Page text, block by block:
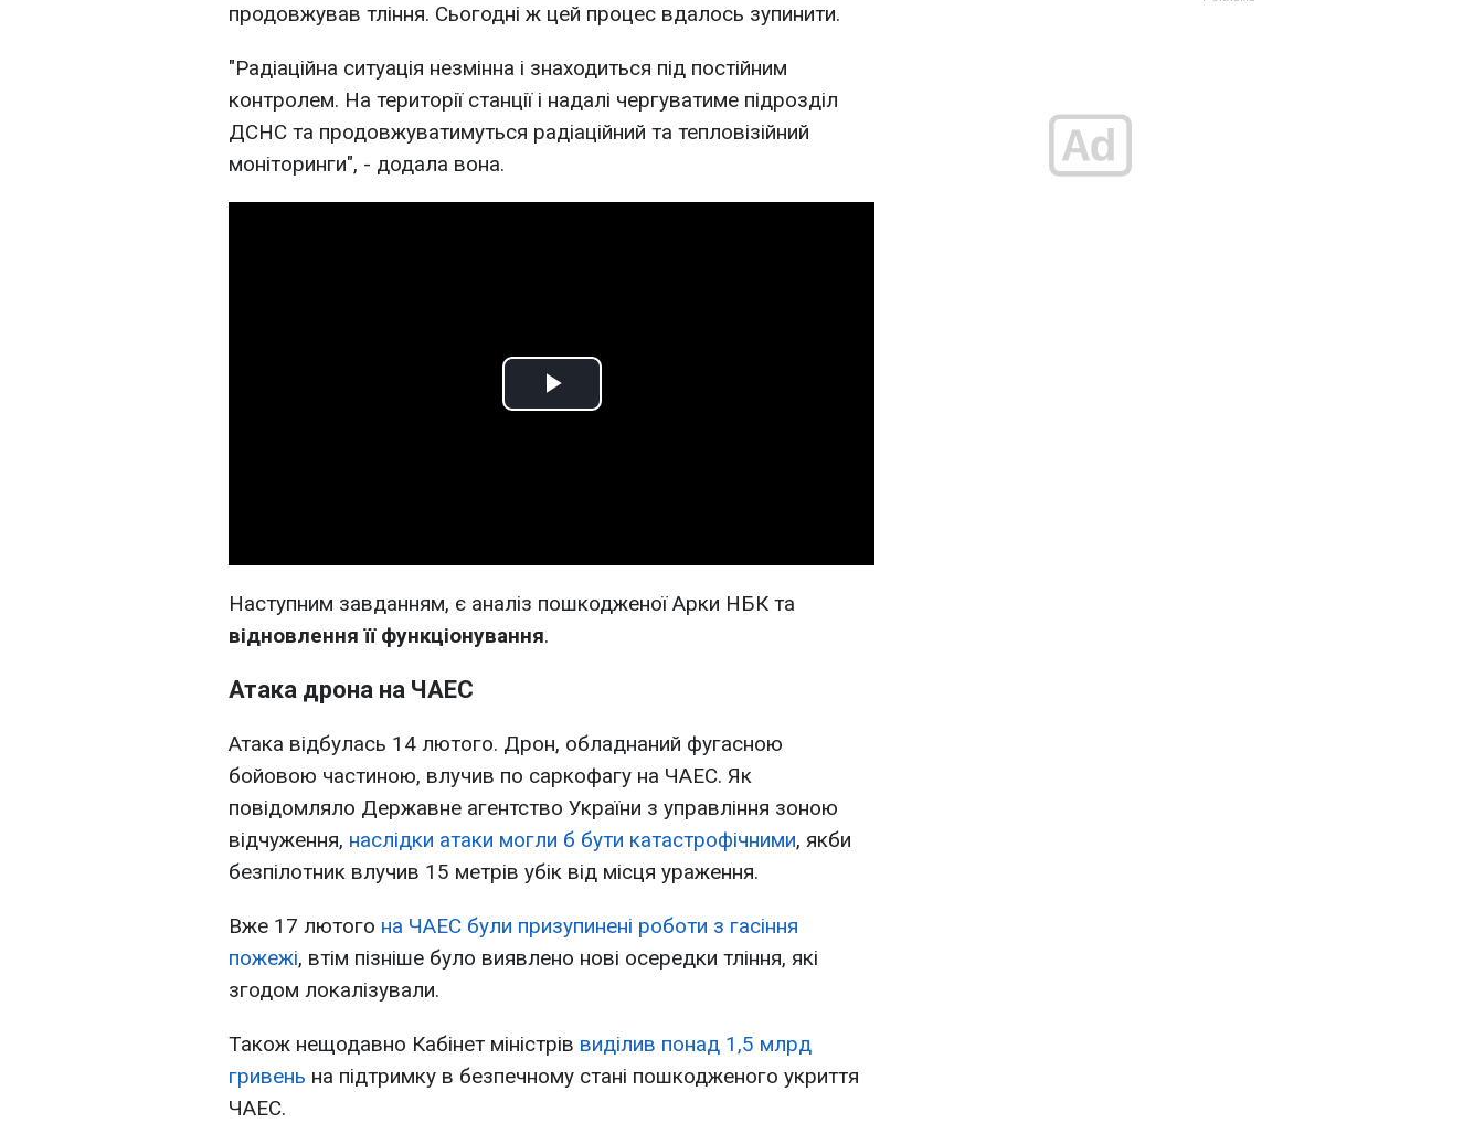
продовжував тління. Сьогодні ж цей процес вдалось зупинити.
"Радіаційна ситуація незмінна і знаходиться під постійним
контролем. На території станції і надалі чергуватиме підрозділ
ДСНС та продовжуватимуться радіаційний та тепловізійний
моніторинги", - додала вона.
Play
Наступним завданням, є аналіз пошкодженої Арки НБК та
відновлення її функціонування.
Атака дрона на ЧАЕС
Атака відбулась 14 лютого. Дрон, обладнаний фугасною
бойовою частиною, влучив по саркофагу на ЧАЕС. Як
повідомляло Державне агентство України з управління зоною
відчуження, наслідки атаки могли б бути катастрофічними, якби
безпілотник влучив 15 метрів убік від місця ураження.
Вже 17 лютого на ЧАЕС були призупинені роботи з гасіння
пожежі, втім пізніше було виявлено нові осередки тління, які
згодом локалізували.
Також нещодавно Кабінет міністрів виділив понад 1,5 млрд
гривень на підтримку в безпечному стані пошкодженого укриття
ЧАЕС.